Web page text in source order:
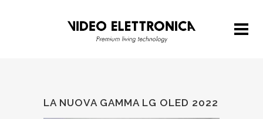
LA NUOVA GAMMA LG OLED 2022